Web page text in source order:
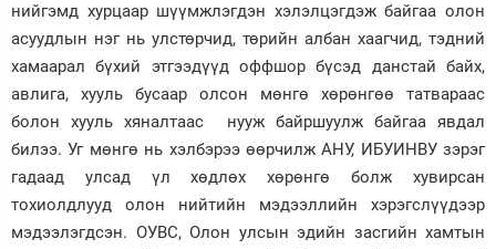
нийгэмд хурцаар шүүмжлэгдэн хэлэлцэгдэж байгаа олон
асуудлын нэг нь улстөрчид, төрийн албан хаагчид, тэдний
хамаарал бүхий этгээдүүд оффшор бүсэд данстай байх,
авлига, хууль бусаар олсон мөнгө хөрөнгөө татвараас
болон хууль хяналтаас нууж байршуулж байгаа явдал
билээ. Уг мөнгө нь хэлбэрээ өөрчилж АНУ, ИБУИНВУ зэрэг
гадаад улсад үл хөдлөх хөрөнгө болж хувирсан
тохиолдлууд олон нийтийн мэдээллийн хэрэгслүүдээр
мэдээлэгдсэн. ОУВС, Олон улсын эдийн засгийн хамтын